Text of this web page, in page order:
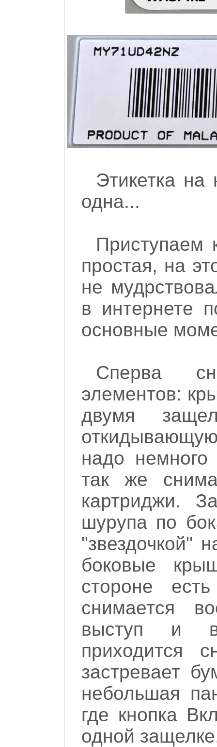
Этикетка
одна...
Приступаем
простая, на
не
в интернете
основные
Сперва
элементов:
двумя
надо немного
так же
картриджи.
шурупа по
"звездочкой"
боковые
стороне
снимается
выступ и
приходится
застревает
небольшая
где кнопка
одной